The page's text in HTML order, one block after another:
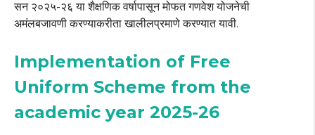
सन २०२५-२६ या शैक्षणिक वर्षापासून मोफत गणवेश योजनेची
अमंलबजावणी करण्याकरीता खालीलप्रमाणे करण्यात यावी.
Implementation of Free
Uniform Scheme from the
academic year 2025-26